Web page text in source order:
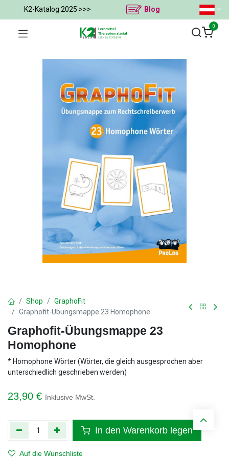
K2-Katalog 2025 >>> Blog
0
Shop
GraphoFit
Graphofit-Übungsmappe 23 Homophone
Graphofit-Übungsmappe 23
Homophone
* Homophone Wörter (Wörter, die gleich ausgesprochen aber
unterschiedlich geschrieben werden)
23,90 € Inklusive MwSt.
In den Warenkorb legen
Auf die Wunschliste